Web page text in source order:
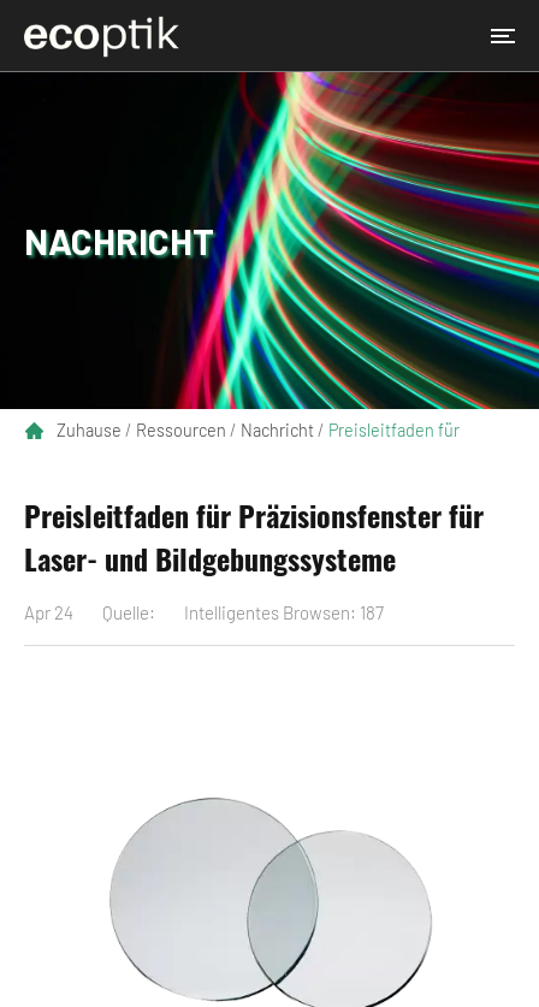
NACHRICHT
Zuhause / Ressourcen / Nachricht / Preisleitfaden für
Preisleitfaden für Präzisionsfenster für
Laser- und Bildgebungssysteme
Apr 24 Quelle: Intelligentes Browsen: 187